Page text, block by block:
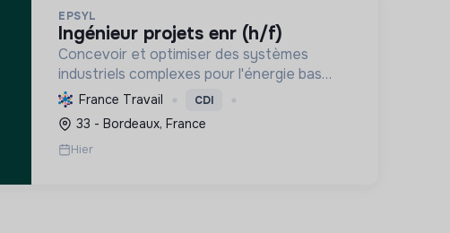
EPSYL
ingénieur projets enr (h/f)
Concevoir et optimiser des systèmes
industriels complexes pour l'énergie bas
carbone et la mobilité durable, en
s'appuyant sur l'innovation et une
démarche RSE.
France Travail CDI
33 - Bordeaux, France
Hier